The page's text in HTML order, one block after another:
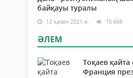
байқауы туралы
12 қазан 2021 ж. 15 666
ӘЛЕМ
Тоқаев қайта
Франция